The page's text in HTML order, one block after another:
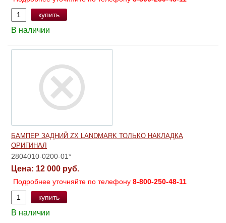
купить
В наличии
БАМПЕР ЗАДНИЙ ZX LANDMARK ТОЛЬКО НАКЛАДКА
ОРИГИНАЛ
2804010-0200-01*
Цена: 12 000 руб.
Подробнее уточняйте по телефону 8-800-250-48-11
купить
В наличии